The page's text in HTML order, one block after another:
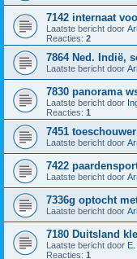
7142 internaat
Laatste bericht door
Reacties: 2
7864 Ned. Indië,
Laatste bericht door
7830 panorama
Laatste bericht door
Reacties: 1
7451
Laatste bericht door
7422
Laatste bericht door
7336g optocht
Laatste bericht door
7180 Duitsland
Laatste bericht door
Reacties: 1